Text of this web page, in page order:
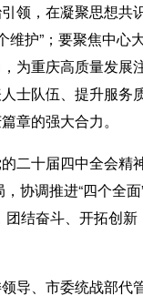
，在凝聚思想共
维护”；要聚焦中
为重庆高质量发
士队伍、提升服
章的强大合力。
十届四中全会精
，协调推进“四个
结奋斗、开拓创
、市委统战部代